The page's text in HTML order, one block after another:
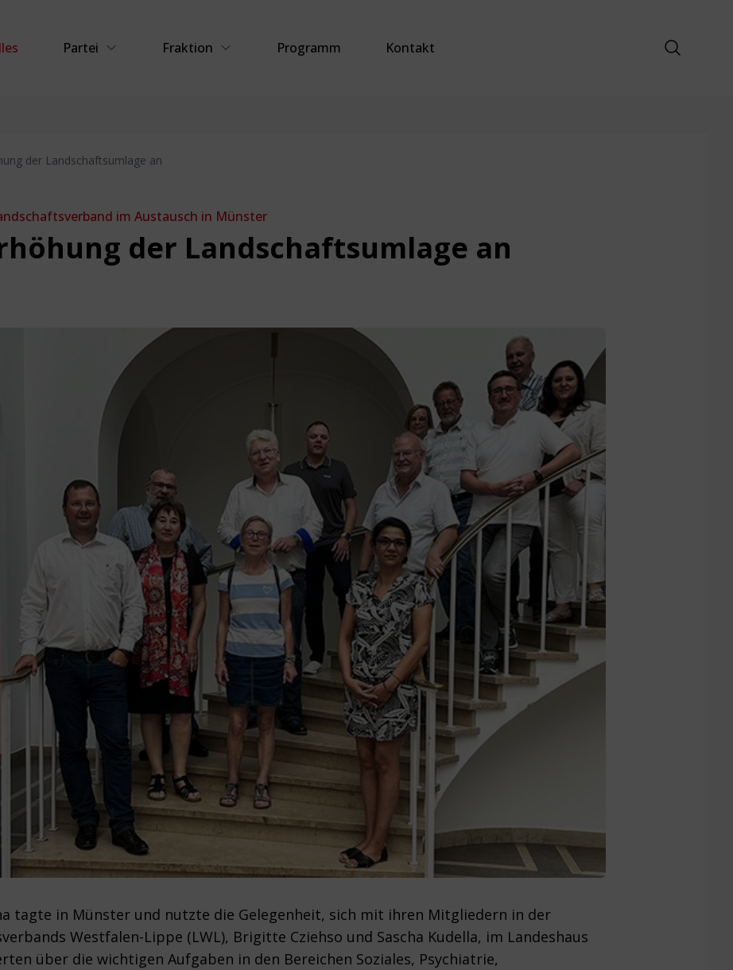
Partei Fraktion Programm Kontakt Suche
der Landschaftsumlage an
im Austausch in Münster
der Landschaftsumlage an
tagte in Münster und nutzte die Gelegenheit, sich mit ihren Mitgliedern in der
Westfalen-Lippe (LWL), Brigitte Cziehso und Sascha Kudella, im Landeshaus
über die wichtigen Aufgaben in den Bereichen Soziales, Psychiatrie,